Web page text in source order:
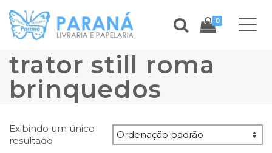
0
trator still roma
brinquedos
Exibindo um único
resultado